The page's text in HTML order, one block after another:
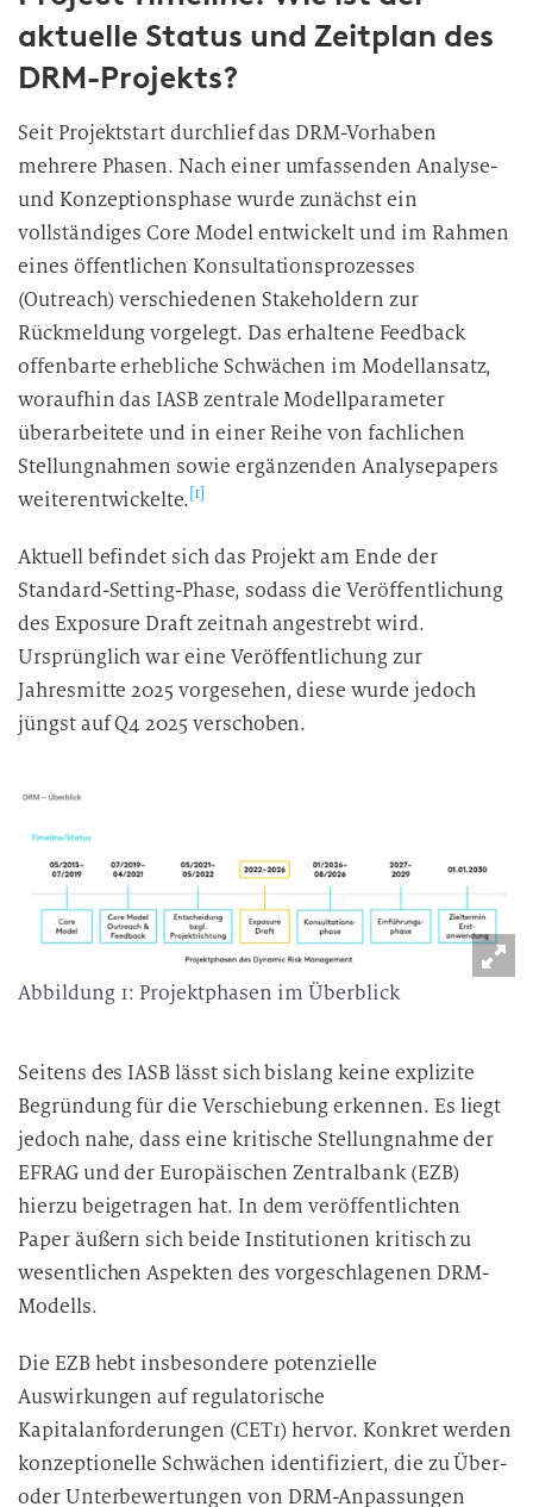
aktuelle Status und Zeitplan des
DRM-Projekts?
Seit Projektstart durchlief das DRM-Vorhaben
mehrere Phasen. Nach einer umfassenden Analyse-
und Konzeptionsphase wurde zunächst ein
vollständiges Core Model entwickelt und im Rahmen
eines öffentlichen Konsultationsprozesses
(Outreach) verschiedenen Stakeholdern zur
Rückmeldung vorgelegt. Das erhaltene Feedback
offenbarte erhebliche Schwächen im Modellansatz,
woraufhin das IASB zentrale Modellparameter
überarbeitete und in einer Reihe von fachlichen
Stellungnahmen sowie ergänzenden Analysepapers
weiterentwickelte. [1]
Aktuell befindet sich das Projekt am Ende der
Standard-Setting-Phase, sodass die Veröffentlichung
des Exposure Draft zeitnah angestrebt wird.
Ursprünglich war eine Veröffentlichung zur
Jahresmitte 2025 vorgesehen, diese wurde jedoch
jüngst auf Q4 2025 verschoben.
Abbildung 1: Projektphasen im Überblick
Seitens des IASB lässt sich bislang keine explizite
Begründung für die Verschiebung erkennen. Es liegt
jedoch nahe, dass eine kritische Stellungnahme der
EFRAG und der Europäischen Zentralbank (EZB)
hierzu beigetragen hat. In dem veröffentlichten
Paper äußern sich beide Institutionen kritisch zu
wesentlichen Aspekten des vorgeschlagenen DRM-
Modells.
Die EZB hebt insbesondere potenzielle
Auswirkungen auf regulatorische
Kapitalanforderungen (CET1) hervor. Konkret werden
konzeptionelle Schwächen identifiziert, die zu Über-
oder Unterbewertungen von DRM-Anpassungen